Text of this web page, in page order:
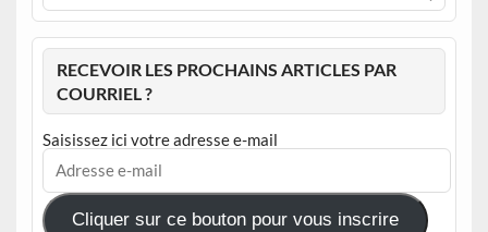
RECEVOIR LES PROCHAINS ARTICLES PAR
COURRIEL ?
Saisissez ici votre adresse e-mail
Adresse
mail
Cliquer sur ce bouton pour vous inscrire